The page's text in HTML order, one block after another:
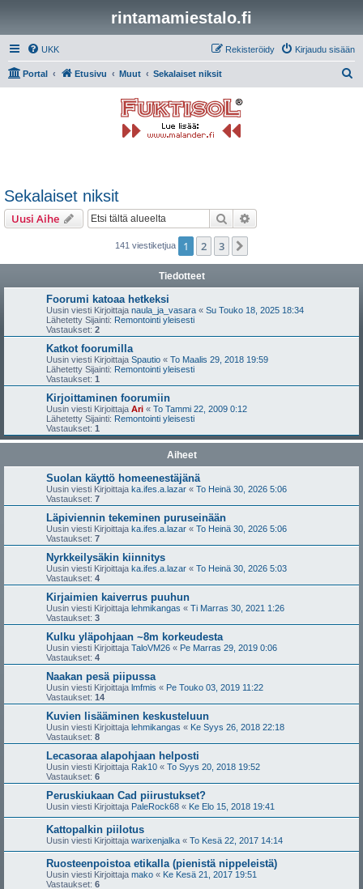
rintamamiestalo.fi
UKK Kirjaudu sisään
Rekisteröidy
Portal Etusivu Muut Sekalaiset niksit
Sekalaiset niksit
Uusi Aihe Etsi
141 viestiketjua 1 2 3
Tiedotteet
Foorumi katoaa hetkeksi
Uusin viesti Kirjoittaja naula_ja_vasara « Su Touko 18, 2025 18:34
Lähetetty Sijainti: Remontointi yleisesti
Vastaukset: 2
Katkot foorumilla
Uusin viesti Kirjoittaja Spautio « To Maalis 29, 2018 19:59
Lähetetty Sijainti: Remontointi yleisesti
Vastaukset: 1
Kirjoittaminen foorumiin
Uusin viesti Kirjoittaja Ari « To Tammi 22, 2009 0:12
Lähetetty Sijainti: Remontointi yleisesti
Vastaukset: 1
Aiheet
Suolan käyttö homeenestäjänä
Uusin viesti Kirjoittaja ka.ifes.a.lazar « To Heinä 30, 2026 5:06
Vastaukset: 7
Läpiviennin tekeminen puruseinään
Uusin viesti Kirjoittaja ka.ifes.a.lazar « To Heinä 30, 2026 5:06
Vastaukset: 7
Nyrkkeilysäkin kiinnitys
Uusin viesti Kirjoittaja ka.ifes.a.lazar « To Heinä 30, 2026 5:03
Vastaukset: 4
Kirjaimien kaiverrus puuhun
Uusin viesti Kirjoittaja lehmikangas « Ti Marras 30, 2021 1:26
Vastaukset: 3
Kulku yläpohjaan ~8m korkeudesta
Uusin viesti Kirjoittaja TaloVM26 « Pe Marras 29, 2019 0:06
Vastaukset: 4
Naakan pesä piipussa
Uusin viesti Kirjoittaja lmfmis « Pe Touko 03, 2019 11:22
Vastaukset: 14
Kuvien lisääminen keskusteluun
Uusin viesti Kirjoittaja lehmikangas « Ke Syys 26, 2018 22:18
Vastaukset: 8
Lecasoraa alapohjaan helposti
Uusin viesti Kirjoittaja Rak10 « To Syys 20, 2018 19:52
Vastaukset: 6
Peruskiukaan Cad piirustukset?
Uusin viesti Kirjoittaja PaleRock68 « Ke Elo 15, 2018 19:41
Kattopalkin piilotus
Uusin viesti Kirjoittaja warixenjalka « To Kesä 22, 2017 14:14
Ruosteenpoistoa etikalla (pienistä nippeleistä)
Uusin viesti Kirjoittaja mako « Ke Kesä 21, 2017 19:51
Vastaukset: 6